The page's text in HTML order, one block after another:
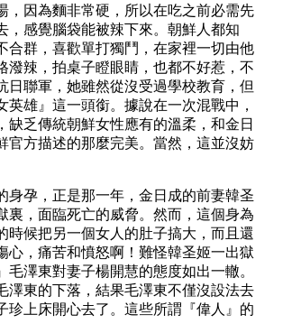
，因為麵非常硬，所以在吃之前必需先
，感覺腦袋能被辣下來。朝鮮人都知
合群，喜歡單打獨鬥，在家裡一切由他
潑辣，拍桌子瞪眼睛，也都不好惹，不
日聯軍，她雖然從沒受過學校教育，但
雄』這一頭銜。據說在一次混戰中，
乏傳統朝鮮女性應有的溫柔，和金日
官方描述的那麼完美。當然，這並沒妨
孕，正是那一年，金日成的前妻韓圣
裏，面臨死亡的威脅。然而，這個身為
時候把另一個女人的肚子搞大，而且還
心，痛苦和憤怒啊！難怪韓圣姬一出獄
澤東對妻子楊開慧的態度如出一轍。
澤東的下落，結果毛澤東不僅沒設法去
珍上床開心去了。這些所謂『偉人』的